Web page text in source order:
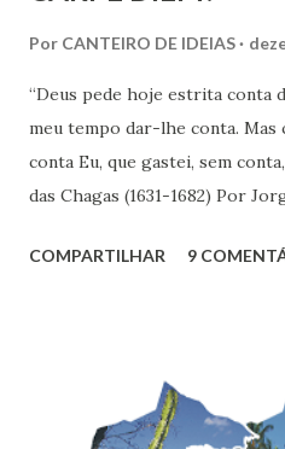
Por CANTEIRO DE IDEIAS
“Deus pede hoje estrita conta
meu tempo dar-lhe conta. Mas
conta Eu, que gastei, sem
das Chagas (1631-1682)
no dia 18 último, resultado de
uma felicidade média de
Nordeste é a região mais feliz
COMPARTILHAR 9